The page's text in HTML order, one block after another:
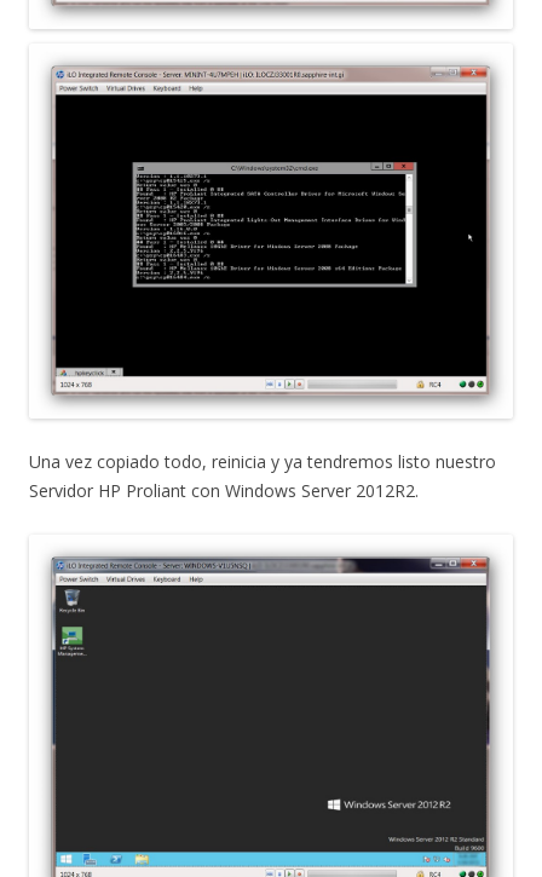
Una vez copiado todo, reinicia y ya tendremos listo nuestro
Servidor HP Proliant con Windows Server 2012R2.